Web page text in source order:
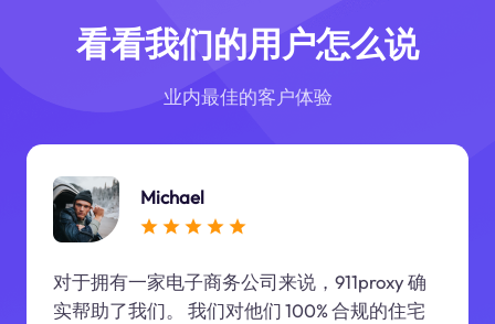
看看我们的用户怎么说
业内最佳的客户体验
Michael
对于拥有一家电子商务公司来说，911proxy 确
实帮助了我们。 我们对他们 100% 合规的住宅